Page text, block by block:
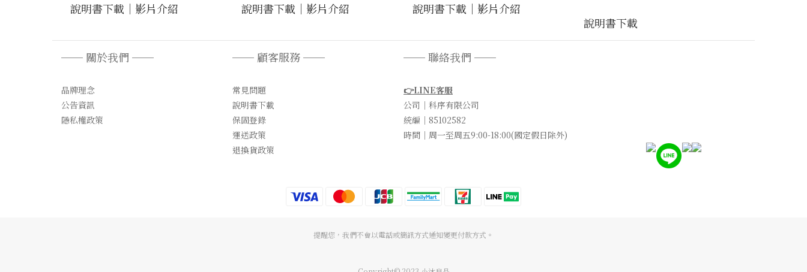
說明書下載 ｜ 影片介紹 說明書下載 ｜ 影片介紹 說明書下載 ｜ 影片介紹
說明書下載
── 關於我們 ──
品牌理念
公告資訊
隱私權政策
── 顧客服務 ──
常見問題
說明書下載
保固登錄
運送政策
退換貨政策
── 聯絡我們 ──
👉LINE客服
公司｜科序有限公司
統編｜85102582
時間｜周一至周五9:00-18:00(國定假日除外)
提醒您，我們不會以電話或簡訊方式通知變更付款方式。